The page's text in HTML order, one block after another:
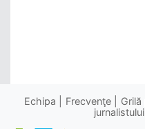
Echipa Frecvenţe